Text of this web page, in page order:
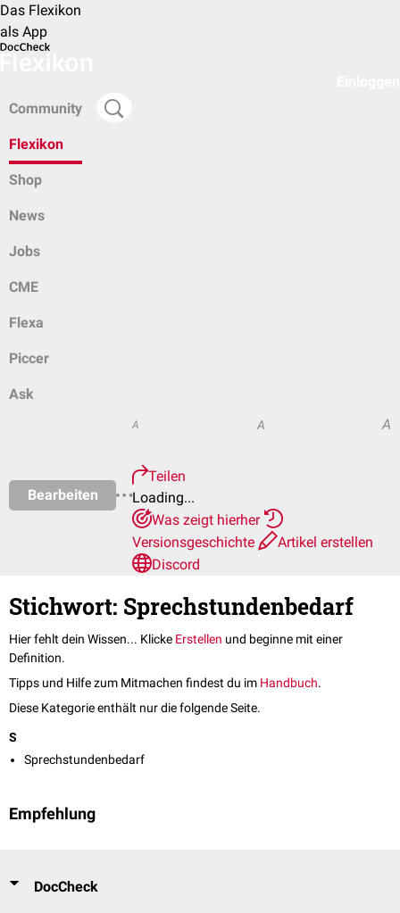
Das Flexikon
als App
Community
Flexikon
Shop
News
Jobs
CME
Flexa
Piccer
Ask
Bearbeiten
A A A
Teilen
Loading...
Was zeigt hierher
Versionsgeschichte
Artikel erstellen
Discord
Stichwort: Sprechstundenbedarf
Hier fehlt dein Wissen... Klicke Erstellen und beginne mit einer
Definition.
Tipps und Hilfe zum Mitmachen findest du im Handbuch.
Diese Kategorie enthält nur die folgende Seite.
S
Sprechstundenbedarf
Empfehlung
DocCheck